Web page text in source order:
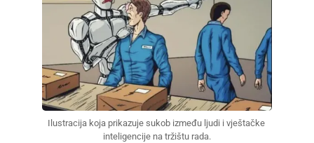
Ilustracija koja prikazuje sukob između ljudi i vještačke
inteligencije na tržištu rada.